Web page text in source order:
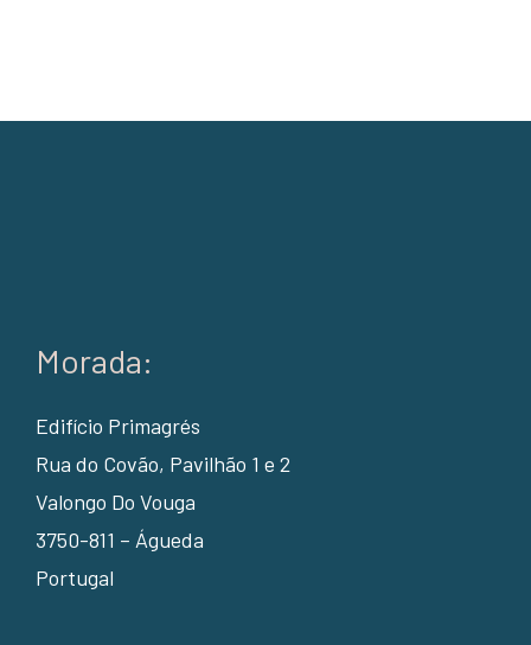
Morada:
Edifício Primagrés
Rua do Covão, Pavilhão 1 e 2
Valongo Do Vouga
3750-811 – Águeda
Portugal